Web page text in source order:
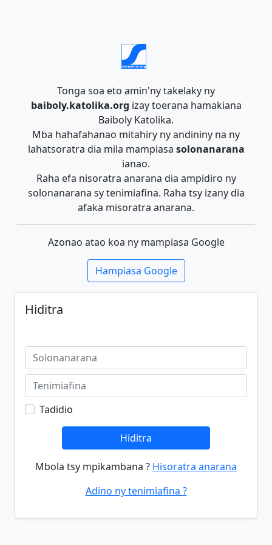
Tonga soa eto amin'ny takelaky ny
baiboly.katolika.org izay toerana hamakiana
Baiboly Katolika.
Mba hahafahanao mitahiry ny andininy na ny
lahatsoratra dia mila mampiasa solonanarana
ianao.
Raha efa nisoratra anarana dia ampidiro ny
solonanarana sy tenimiafina. Raha tsy izany dia
afaka misoratra anarana.
Azonao atao koa ny mampiasa Google
Hampiasa Google
Hiditra
Tadidio
Hiditra
Mbola tsy mpikambana ? Hisoratra anarana
Adino ny tenimiafina ?